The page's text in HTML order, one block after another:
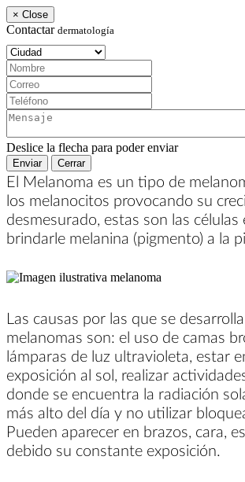
× Close
Contactar dermatología
Ciudad:
Nombre:
Correo:
Teléfono:
Mensaje:
Deslice la flecha para poder enviar
Enviar Cerrar
El Melanoma es un tipo de
los melanocitos provocando su
desmesurado, estas son las células
brindarle melanina (pigmento) a la
Las causas por las que se
melanomas son: el uso de camas
lámparas de luz ultravioleta, estar
exposición al sol, realizar
donde se encuentra la radiación
más alto del día y no utilizar
Pueden aparecer en brazos, cara,
debido su constante exposición.